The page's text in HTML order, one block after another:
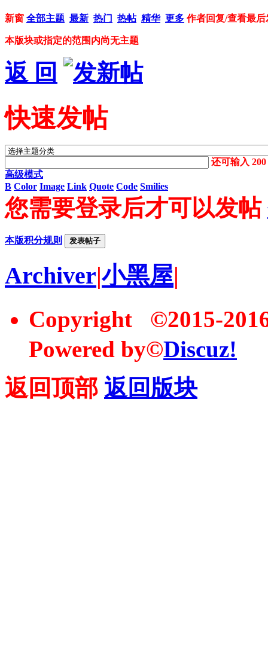
新窗 全部主题 最新 热门 热帖 精华 更多 作者回复/查看最后
本版块或指定的范围内尚无主题
返 回
快速发帖
还可输入200
高级模式
B Color Image Link Quote Code Smilies
您需要登录后才可以发帖
本版积分规则 发表帖子
Archiver|小黑屋|
Copyright ©2015-
Powered by©Discuz!
返回顶部 返回版块